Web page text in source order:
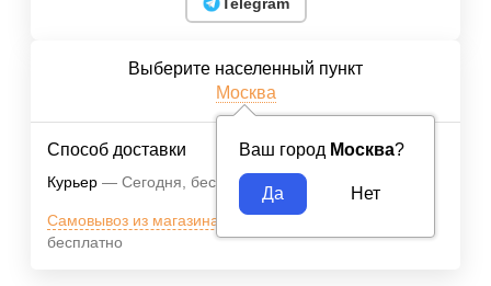
Выберите населенный пункт
Москва
Ваш город Москва?
Способ доставки
Курьер Сегодня Бесплатно
Самовывоз из магазина м.ВДНХ
бесплатно